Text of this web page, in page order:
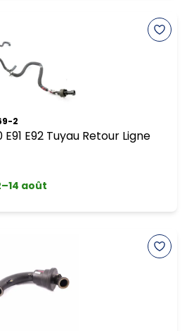
2
E91 E92 Tuyau Retour Ligne
août